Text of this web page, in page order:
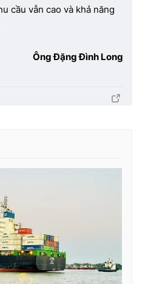
cầu vẫn cao và khả năng
Ông Đặng Đình Long